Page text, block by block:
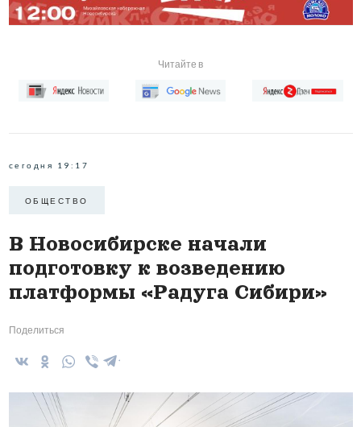
Читайте в
сегодня 19:17
ОБЩЕСТВО
В Новосибирске начали
подготовку к возведению
платформы «Радуга Сибири»
Поделиться